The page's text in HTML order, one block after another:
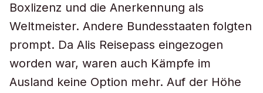
Boxlizenz und die Anerkennung als
Weltmeister. Andere Bundesstaaten folgten
prompt. Da Alis Reisepass eingezogen
worden war, waren auch Kämpfe im
Ausland keine Option mehr. Auf der Höhe